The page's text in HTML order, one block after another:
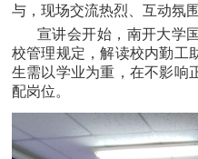
与，现场交流热烈、互动氛围
宣讲会开始，南开大学
校管理规定，解读校内勤工
生需以学业为重，在不影响
配岗位。